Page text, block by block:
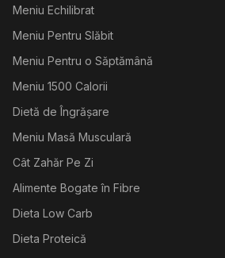
Meniu Echilibrat
Meniu Pentru Slăbit
Meniu Pentru o Săptămână
Meniu 1500 Calorii
Dietă de Îngrășare
Meniu Masă Musculară
Cât Zahăr Pe Zi
Alimente Bogate în Fibre
Dieta Low Carb
Dieta Proteică